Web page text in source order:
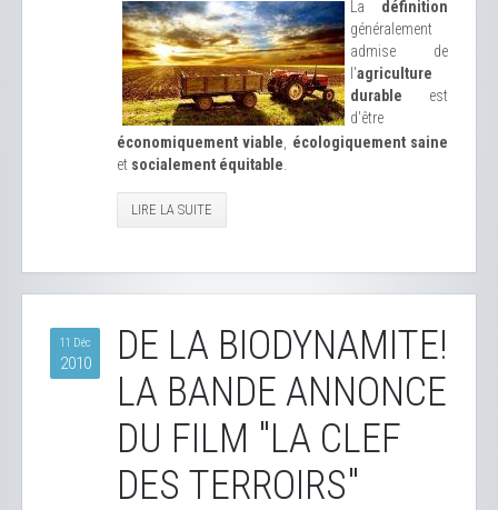
La définition
généralement
admise de
l'agriculture
durable est
d'être
économiquement viable
écologiquement saine
et socialement équitable
LIRE LA SUITE
11 Déc
2010
DE LA BIODYNAMITE!
LA BANDE ANNONCE
DU FILM "LA CLEF
DES TERROIRS"